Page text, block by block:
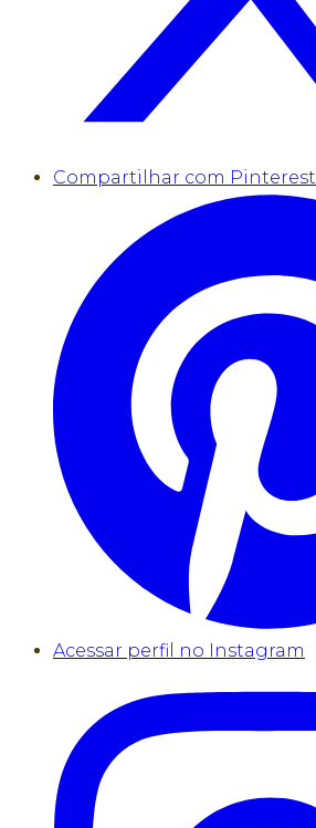
Compartilhar com Pinterest
Acessar perfil no Instagram